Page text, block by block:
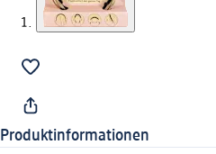
Produktinformationen